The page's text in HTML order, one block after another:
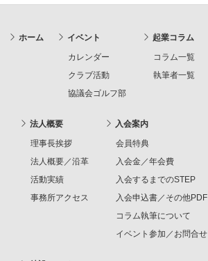
ホーム
イベント
カレンダー
クラブ活動
協議会ゴルフ部
起業コラム
コラム一覧
執筆者一覧
法人概要
理事長挨拶
法人概要／沿革
活動実績
事務所アクセス
入会案内
会員特典
入会金／年会費
入会するまでのSTEP
入会申込書／その他PDF
コラム執筆について
イベント参加／お問合せ